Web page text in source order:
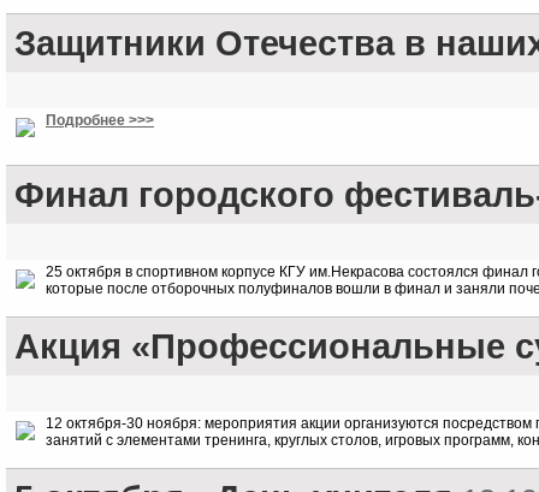
Защитники Отечества в
Подробнее >>>
Финал городского
25 октября в спортивном корпусе КГУ им.Некрасова состоялся
которые после отборочных полуфиналов вошли в финал и заняли
Акция «Профессиональные
12 октября-30 ноября: мероприятия акции организуются
занятий с элементами тренинга, круглых столов, игровых программ,